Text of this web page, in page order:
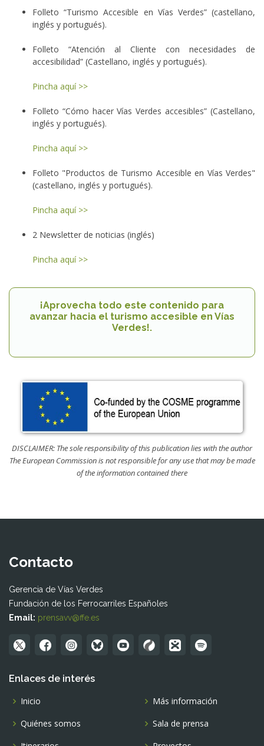
Folleto “Turismo Accesible en Vías Verdes” (castellano,
inglés y portugués).
Folleto “Atención al Cliente con necesidades de
accesibilidad” (Castellano, inglés y portugués).
Pincha aquí >>
Folleto “Cómo hacer Vías Verdes accesibles” (Castellano,
inglés y portugués).
Pincha aquí >>
Folleto "Productos de Turismo Accesible en Vías Verdes"
(castellano, inglés y portugués).
Pincha aquí >>
2 Newsletter de noticias (inglés)
Pincha aquí >>
¡Aprovecha todo este contenido para
avanzar hacia el turismo accesible en Vías
Verdes!.
DISCLAIMER: The sole responsibility of this publication lies with the author
The European Commission is not responsible for any use that may be made
of the information contained there
Contacto
Gerencia de Vías Verdes
Fundación de los Ferrocarriles Españoles
Email: prensavv@ffe.es
Enlaces de interés
Inicio
Quiénes somos
Más información
Sala de prensa